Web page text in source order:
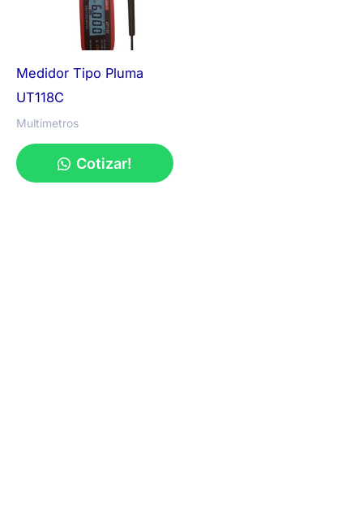
Medidor Tipo Pluma
UT118C
Multimetros
Cotizar!